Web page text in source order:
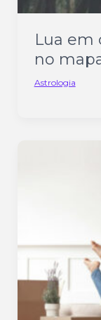
Lua em
no
Astrologia